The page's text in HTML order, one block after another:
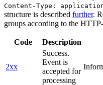
Content-Type:
structure is described further.
groups according to the
Code Description
2xx
Success.
Event is
accepted for
processing